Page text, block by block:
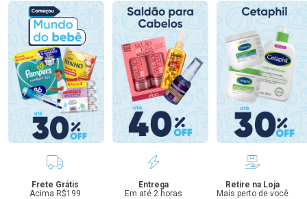
Benefícios
Frete Grátis
Acima R$199
Entrega
Em até 2 horas
Retire na Loja
Mais perto de você